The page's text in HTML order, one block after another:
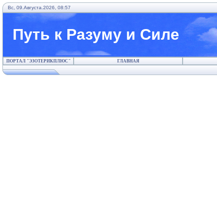
Вс, 09.Августа.2026, 08:57
Путь к Разуму и Силе
ПОРТАЛ "ЭЗОТЕРИКПЛЮС" ГЛАВНАЯ